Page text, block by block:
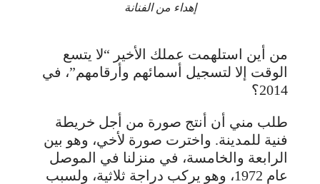
إهداء من الفنانة
من أين استلهمت عملك الأخير “لا يتسع
الوقت إلا لتسجيل أسمائهم وأرقامهم”، في
2014؟
طلب مني أن أنتج صورة من أجل خريطة
فنية للمدينة. واخترت صورة لأخي، وهو بين
الرابعة والخامسة، في منزلنا في الموصل
عام 1972، وهو يركب دراجة ثلاثية، ولسبب